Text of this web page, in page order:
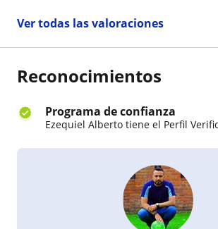
Ver todas las valoraciones
Reconocimientos
Programa de confianza
Ezequiel Alberto tiene el Perfil